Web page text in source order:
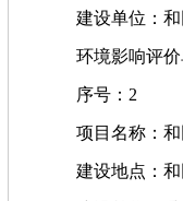
建设单位：和
环境影响评价
序号：2
项目名称：和
建设地点：和